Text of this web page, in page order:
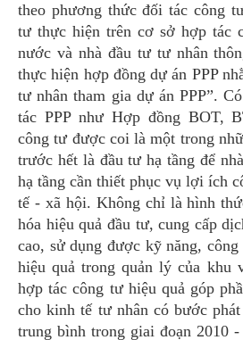
theo phương thức đối tác công
tư thực hiện trên cơ sở hợp tác
nước và nhà đầu tư tư nhân
thực hiện hợp đồng dự án PPP
tư nhân tham gia dự án PPP”.
tác PPP như Hợp đồng BOT,
công tư được coi là một trong
trước hết là đầu tư hạ tầng để
hạ tầng cần thiết phục vụ lợi ích
tế - xã hội. Không chỉ là hình
hóa hiệu quả đầu tư, cung cấp
cao, sử dụng được kỹ năng,
hiệu quả trong quản lý của khu
hợp tác công tư hiệu quả góp
cho kinh tế tư nhân có bước
trung bình trong giai đoạn 2010